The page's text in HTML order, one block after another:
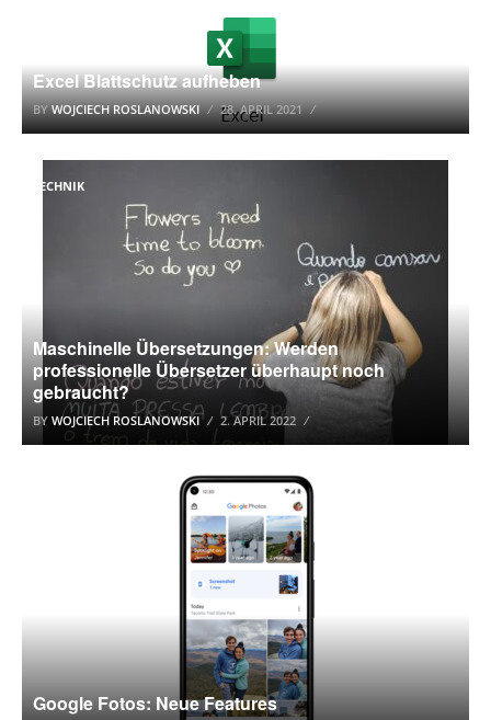
Excel Blattschutz aufheben
BYWOJCIECH ROSLANOWSKI 28. APRIL 2021
TECHNIK
Maschinelle Übersetzungen: Werden
professionelle Übersetzer überhaupt noch
gebraucht?
BY WOJCIECH ROSLANOWSKI 2. APRIL 2022
Google Fotos: Neue Features